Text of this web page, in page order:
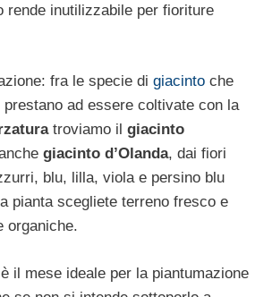
rende inutilizzabile per fioriture
fra le specie di giacinto che
prestano ad essere coltivate con la
troviamo il giacinto
giacinto d’Olanda, dai fiori
blu, lilla, viola e persino blu
pianta scegliete terreno fresco e
organiche.
il mese ideale per la piantumazione